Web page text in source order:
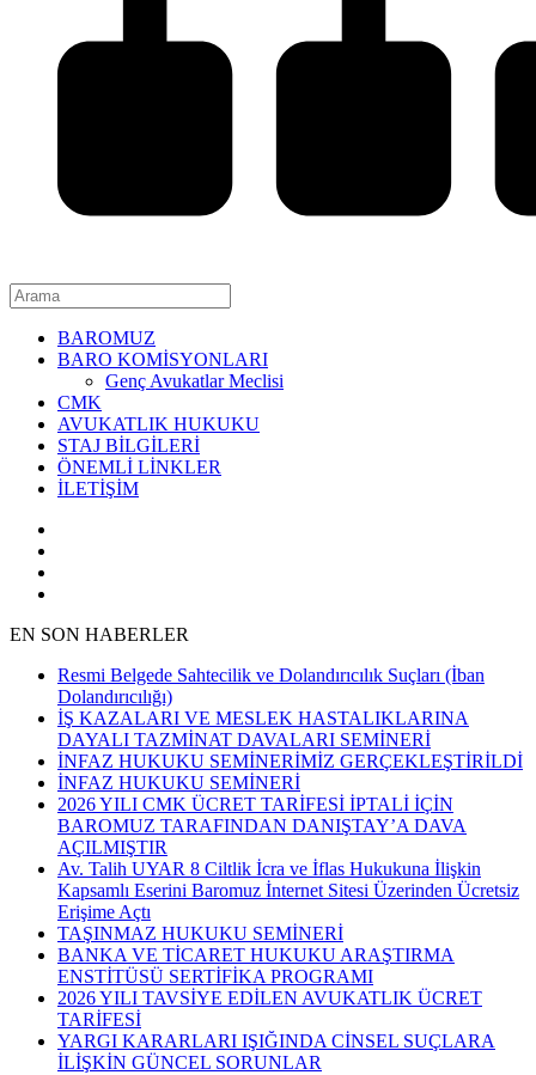
BAROMUZ
BARO KOMİSYONLARI
Genç Avukatlar Meclisi
CMK
AVUKATLIK HUKUKU
STAJ BİLGİLERİ
ÖNEMLİ LİNKLER
İLETİŞİM
EN SON HABERLER
Resmi Belgede Sahtecilik ve Dolandırıcılık Suçları (İban
Dolandırıcılığı)
İŞ KAZALARI VE MESLEK HASTALIKLARINA
DAYALI TAZMİNAT DAVALARI SEMİNERİ
İNFAZ HUKUKU SEMİNERİMİZ GERÇEKLEŞTİRİLDİ
İNFAZ HUKUKU SEMİNERİ
2026 YILI CMK ÜCRET TARİFESİ İPTALİ İÇİN
BAROMUZ TARAFINDAN DANIŞTAY’A DAVA
AÇILMIŞTIR
Av. Talih UYAR 8 Ciltlik İcra ve İflas Hukukuna İlişkin
Kapsamlı Eserini Baromuz İnternet Sitesi Üzerinden Ücretsiz
Erişime Açtı
TAŞINMAZ HUKUKU SEMİNERİ
BANKA VE TİCARET HUKUKU ARAŞTIRMA
ENSTİTÜSÜ SERTİFİKA PROGRAMI
2026 YILI TAVSİYE EDİLEN AVUKATLIK ÜCRET
TARİFESİ
YARGI KARARLARI IŞIĞINDA CİNSEL SUÇLARA
İLİŞKİN GÜNCEL SORUNLAR